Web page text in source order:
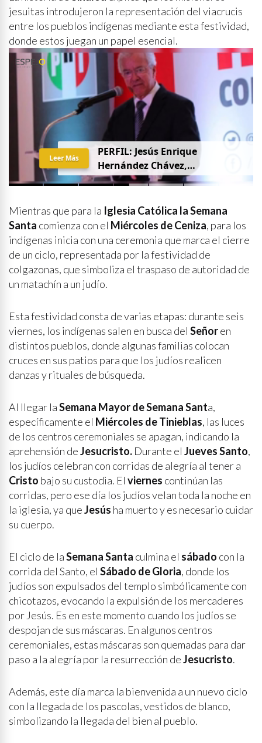
jesuitas introdujeron la representación del viacrucis
entre los pueblos indígenas mediante esta festividad,
donde estos juegan un papel esencial.
PERFIL: Jesús Enrique
Hernández Chávez,
“Chuquiqui”
Leer Más
Mientras que para la Iglesia Católica la Semana
Santa comienza con el Miércoles de Ceniza, para los
indígenas inicia con una ceremonia que marca el cierre
de un ciclo, representada por la festividad de
colgazonas, que simboliza el traspaso de autoridad de
un matachín a un judío.
Esta festividad consta de varias etapas: durante seis
viernes, los indígenas salen en busca del Señoren
distintos pueblos, donde algunas familias colocan
cruces en sus patios para que los judíos realicen
danzas y rituales de búsqueda.
Al llegar laSemana Mayor de Semana Santa,
específicamente el Miércoles de Tinieblas, las luces
de los centros ceremoniales se apagan, indicando la
aprehensión deJesucristo. Durante el Jueves Santo,
los judíos celebran con corridas de alegría al tener a
Cristo bajo su custodia. El viernes continúan las
corridas, pero ese día los judíos velan toda la noche en
la iglesia, ya queJesús ha muerto y es necesario cuidar
su cuerpo.
El ciclo de laSemana Santa culmina el sábado con la
corrida del Santo, el Sábado de Gloria, donde los
judíos son expulsados del templo simbólicamente con
chicotazos, evocando la expulsión de los mercaderes
por Jesús. Es en este momento cuando los judíos se
despojan de sus máscaras. En algunos centros
ceremoniales, estas máscaras son quemadas para dar
paso a la alegría por la resurrección deJesucristo.
Además, este día marca la bienvenida a un nuevo ciclo
con la llegada de los pascolas, vestidos de blanco,
simbolizando la llegada del bien al pueblo.